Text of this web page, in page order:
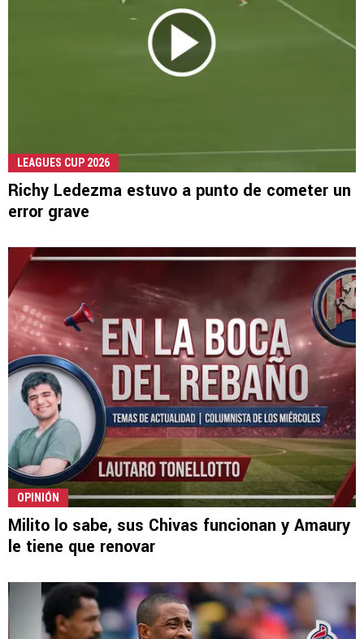
LEAGUES CUP 2026
Richy Ledezma estuvo a punto de cometer un
error grave
OPINIÓN
Milito lo sabe, sus Chivas funcionan y Amaury
le tiene que renovar